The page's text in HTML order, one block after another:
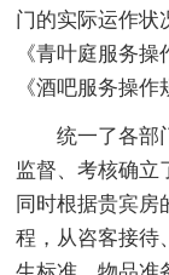
门的实际运作状
《青叶庭服务
《酒吧服务操
统一了各部
监督、考核确立
同时根据贵宾
程，从咨客接待